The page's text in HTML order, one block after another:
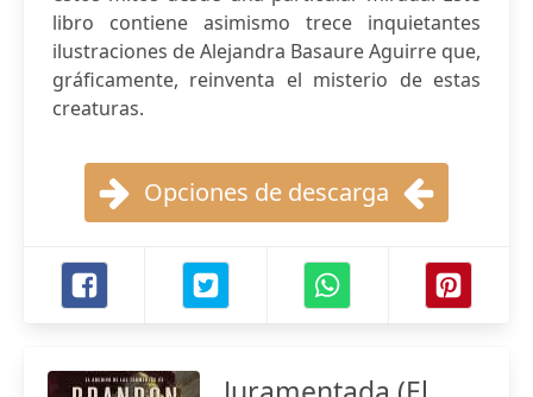
libro contiene asimismo trece inquietantes
ilustraciones de Alejandra Basaure Aguirre que,
gráficamente, reinventa el misterio de estas
creaturas.
Opciones de descarga